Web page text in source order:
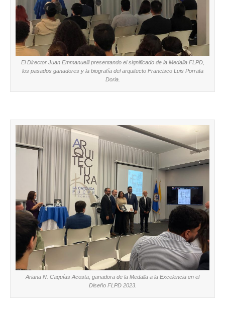
El Director Juan Emmanuelli presentando el significado de la Medalla FLPD,
los pasados ganadores y la biografía del arquitecto Francisco Luis Porrata
Doria.
Ariana N. Caquías Acosta, ganadora de la Medalla a la Excelencia en el
Diseño FLPD 2023.